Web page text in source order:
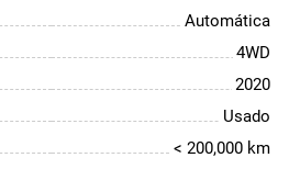
Automática
4WD
2020
Usado
< 200,000 km